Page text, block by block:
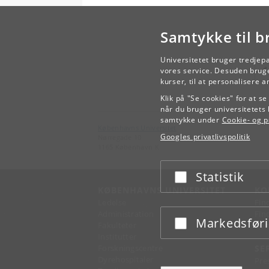
Samtykke til
Universitetet bruger
vores service. Desuden
kurser, til at personalisere
Klik på "Se cookies" for at
når du bruger universitetets
samtykke under Cookie- og
Googles privatlivspolitik
Acceptér eller afslå
Statistik
Acceptér eller afslå
KØBENHAVNS UNIVERSITET